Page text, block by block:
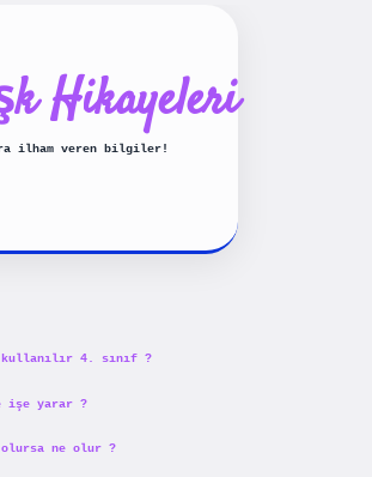
Hikayeleri
ilham veren bilgiler!
kullanılır 4. sınıf ?
işe yarar ?
olursa ne olur ?